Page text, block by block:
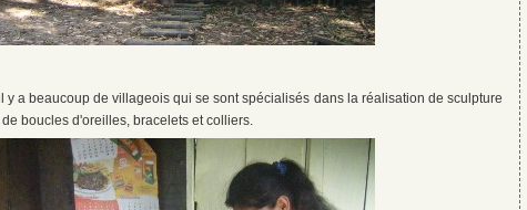
y a beaucoup de villageois qui se sont spécialisés dans la réalisation de sculpture
boucles d'oreilles, bracelets et colliers.